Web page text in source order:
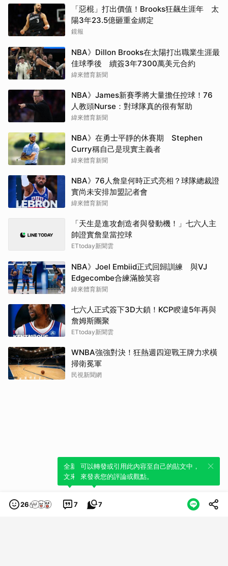
「惡棍」打出價值！Brooks狂飆生涯年 太
陽3年23.5億砸重金綁定
鏡報
NBA》Dillon Brooks在太陽打出職業生涯最
佳球季後 續簽3年7300萬美元合約
緯來體育新聞
NBA》James新賽季將大量擔任控球！76
人教頭Nurse：對球隊真的很有幫助
緯來體育新聞
NBA》在勇士平靜的休賽期 Stephen
Curry稱自己是現實主義者
緯來體育新聞
NBA》76人詹皇何時正式亮相？球隊總裁證
實尚未安排加盟記者會
緯來體育新聞
「天生是進攻創造者與發動機！」七六人主
帥證實詹皇當控球
ETtoday新聞雲
NBA》Joel Embiid正式回歸訓練 與VJ
Edgecombe合練滿臉笑容
緯來體育新聞
七六人正式簽下3D大鎖！KCP睽違5年再與
詹姆斯團聚
ETtoday新聞雲
WNBA強強對決！狂熱週四迎戰王牌力求橫
掃衛冕軍
民視新聞網
26 7
全新體驗！一鍵引用此內容，透過發布貼
文來輕鬆表達個人立場。
7
可以轉發或引用此內容至自己的貼文中，
來發表您的評論或觀點。